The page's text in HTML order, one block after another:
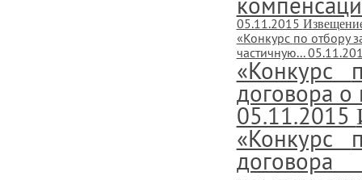
05.11.2015
«Конкурс по отбору
частичную...
«Конкурс
договора о
05.11.2015
«Конкурс